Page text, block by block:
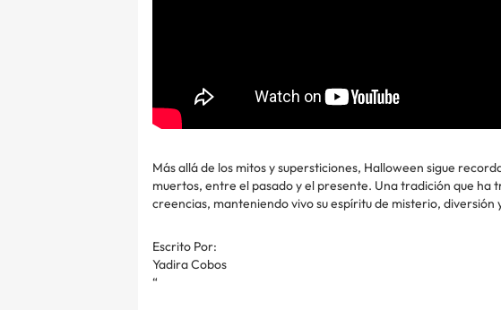
Más allá de los mitos y supersticiones, Halloween sigue
muertos, entre el pasado y el presente. Una tradición que
creencias, manteniendo vivo su espíritu de misterio, diversión
Escrito Por:
Yadira Cobos
“